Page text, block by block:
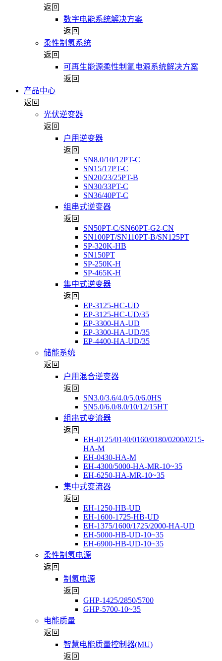
返回
数字电能系统解决方案
返回
柔性制氢系统
返回
可再生能源柔性制氢电源系统解决方案
返回
产品中心
返回
光伏逆变器
返回
户用逆变器
返回
SN8.0/10/12PT-C
SN15/17PT-C
SN20/23/25PT-B
SN30/33PT-C
SN36/40PT-C
组串式逆变器
返回
SN50PT-C/SN60PT-G2-CN
SN100PT/SN110PT-B/SN125PT
SP-320K-HB
SN150PT
SP-250K-H
SP-465K-H
集中式逆变器
返回
EP-3125-HC-UD
EP-3125-HC-UD/35
EP-3300-HA-UD
EP-3300-HA-UD/35
EP-4400-HA-UD/35
储能系统
返回
户用混合逆变器
返回
SN3.0/3.6/4.0/5.0/6.0HS
SN5.0/6.0/8.0/10/12/15HT
组串式变流器
返回
EH-0125/0140/0160/0180/0200/0215-
HA-M
EH-0430-HA-M
EH-4300/5000-HA-MR-10~35
EH-6250-HA-MR-10~35
集中式变流器
返回
EH-1250-HB-UD
EH-1600-1725-HB-UD
EH-1375/1600/1725/2000-HA-UD
EH-5000-HB-UD-10~35
EH-6900-HB-UD-10~35
柔性制氢电源
返回
制氢电源
返回
GHP-1425/2850/5700
GHP-5700-10~35
电能质量
返回
智慧电能质量控制器(MU)
返回